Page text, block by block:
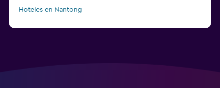
Hoteles en Nantong